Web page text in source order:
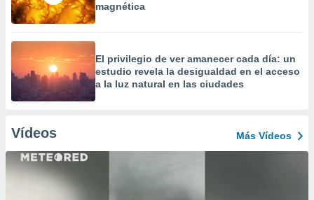
magnética
El privilegio de ver amanecer cada día: un
estudio revela la desigualdad en el acceso
a la luz natural en las ciudades
Vídeos Más Vídeos